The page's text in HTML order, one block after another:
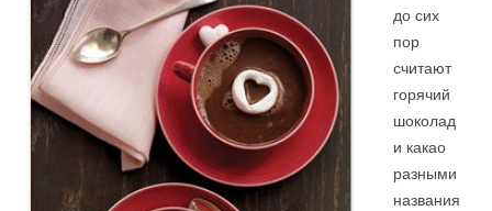
до сих
пор
считают
горячий
шоколад
и какао
разными
названия